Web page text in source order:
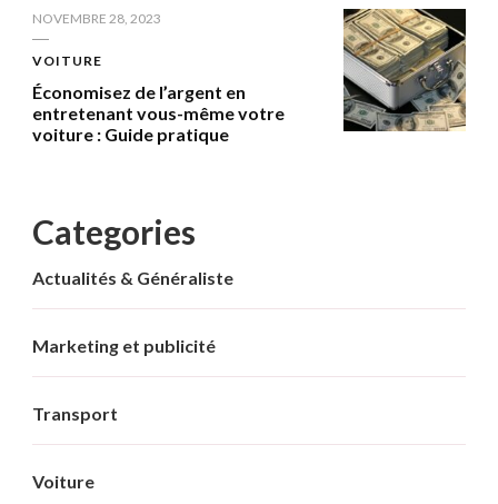
NOVEMBRE 28, 2023
VOITURE
Économisez de l’argent en
entretenant vous-même votre
voiture : Guide pratique
Categories
Actualités & Généraliste
Marketing et publicité
Transport
Voiture